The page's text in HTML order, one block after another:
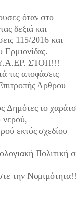
όταν στο
δεξιά και
115/2016 και
ΣΤΟΠ!!!
τις αποφάσεις
Άρθρου
Δημότες το
νερού,
εκτός σχεδίου
Πολιτική
την